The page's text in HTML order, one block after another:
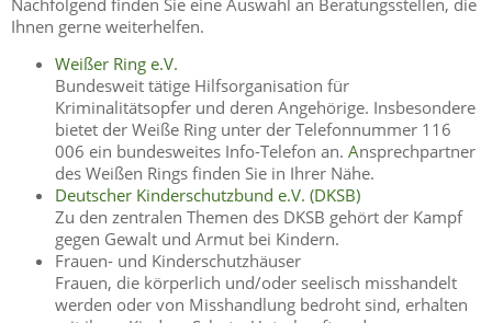
Ihnen gerne weiterhelfen.
Weißer Ring e.V.
Bundesweit tätige Hilfsorganisation für
Kriminalitätsopfer und deren Angehörige. Insbesondere
bietet der Weiße Ring unter der Telefonnummer 116
006 ein bundesweites Info-Telefon an. Ansprechpartner
des Weißen Rings finden Sie in Ihrer Nähe.
Deutscher Kinderschutzbund e.V. (DKSB)
Zu den zentralen Themen des DKSB gehört der Kampf
gegen Gewalt und Armut bei Kindern.
Frauen- und Kinderschutzhäuser
Frauen, die körperlich und/oder seelisch misshandelt
werden oder von Misshandlung bedroht sind, erhalten